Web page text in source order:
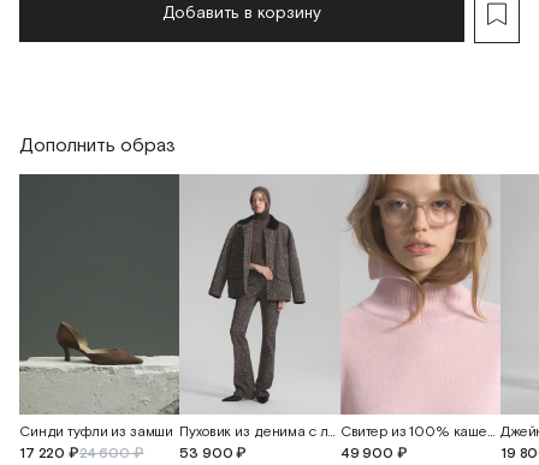
Добавить в корзину
Дополнить образ
Синди туфли из замши
17 220 ₽24 600 ₽
Пуховик из денима с леопардовым принтом и вельветовым воротником
53 900 ₽
Свитер из 100% кашемира
49 900 ₽
19